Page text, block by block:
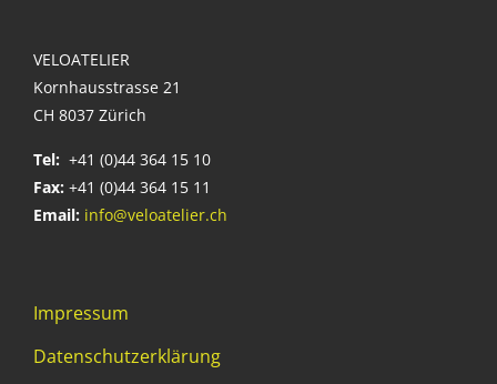
VELOATELIER
Kornhausstrasse 21
CH 8037 Zürich
Tel: +41 (0)44 364 15 10
Fax: +41 (0)44 364 15 11
Email: info@veloatelier.ch
Impressum
Datenschutzerklärung